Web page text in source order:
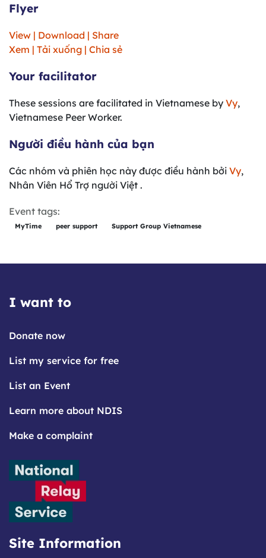
Flyer
View | Download | Share
Xem | Tải xuống | Chia sẻ
Your facilitator
These sessions are facilitated in Vietnamese by Vy,
Vietnamese Peer Worker.
Người điều hành của bạn
Các nhóm và phiên học này được điều hành bởi Vy,
Nhân Viên Hổ Trợ người Việt .
Event tags:
MyTime peer support Support Group Vietnamese
I want to
Donate now
List my service for free
List an Event
Learn more about NDIS
Make a complaint
Site Information